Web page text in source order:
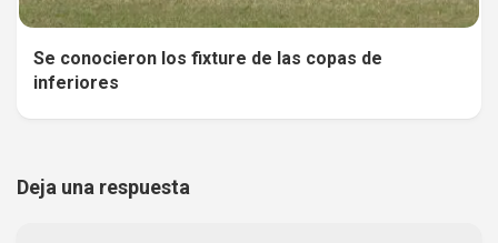
Se conocieron los fixture de las copas de
inferiores
Deja una respuesta